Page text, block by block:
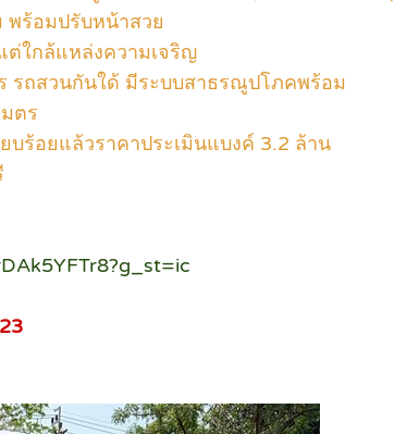
ร้อมปรับหน้าสวย
ใกล้แหล่งความเจริญ
รถสวนกันใด้ มีระบบสาธรณูปโภคพร้อม
ตร
บร้อยแล้วราคาประเมินแบงค์ 3.2 ล้าน